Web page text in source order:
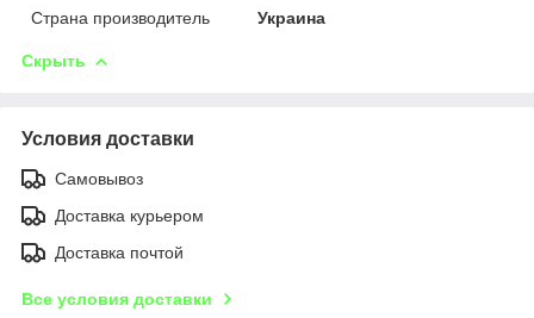
Страна производитель Украина
Скрыть
Условия доставки
Самовывоз
Доставка курьером
Доставка почтой
Все условия доставки